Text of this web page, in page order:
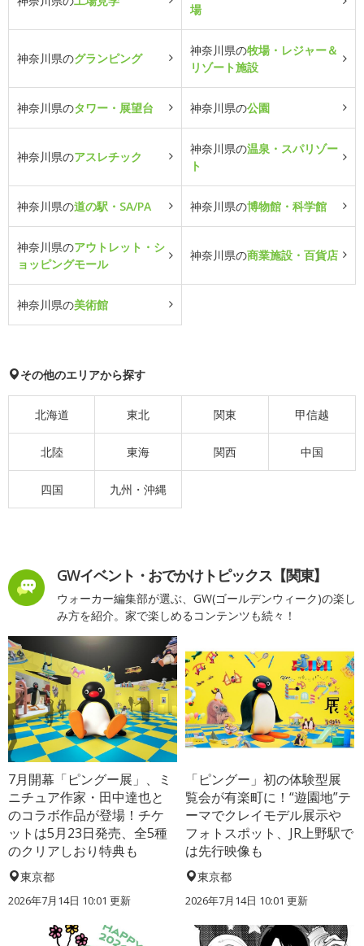
場
神奈川県のグランピング
神奈川県の牧場・レジャー＆
リゾート施設
神奈川県のタワー・展望台 神奈川県の公園
神奈川県のアスレチック
神奈川県の温泉・スパリゾー
ト
神奈川県の道の駅・SA/PA 神奈川県の博物館・科学館
神奈川県のアウトレット・シ
ョッピングモール
神奈川県の商業施設・百貨店
神奈川県の美術館
その他のエリアから探す
北海道 東北 関東 甲信越
北陸 東海 関西 中国
四国 九州・沖縄
GWイベント・おでかけトピックス【関東】
ウォーカー編集部が選ぶ、GW(ゴールデンウィーク)の楽し
み方を紹介。家で楽しめるコンテンツも続々！
7月開幕「ピングー展」、ミ
ニチュア作家・田中達也と
のコラボ作品が登場！チケ
ットは5月23日発売、全5種
のクリアしおり特典も
東京都
2026年7月14日 10:01 更新
「ピングー」初の体験型展
覧会が有楽町に！“遊園地”テ
ーマでクレイモデル展示や
フォトスポット、JR上野駅で
は先行映像も
東京都
2026年7月14日 10:01 更新